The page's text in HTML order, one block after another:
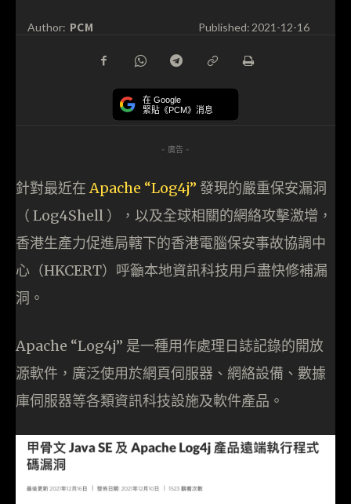
Author: PCM Published:2021-12-16
在 Google
緊貼《PCM》消息
- 廣告 -
針對最近在Apache “Log4j” 發現的嚴重保安漏洞
（ Log4Shell ），以及全球相關的網絡攻擊激增，
香港生產力促進局轄下的香港電腦保安事故協調中
心（HKCERT）呼籲本地資訊科技用戶盡快修補漏
洞。
Apache “Log4j” 是一種用作處理日誌記錄的開放
源軟件，廣泛使用於網頁伺服器、網絡設備、數據
庫伺服器等各類資訊科技設施及軟件產品。